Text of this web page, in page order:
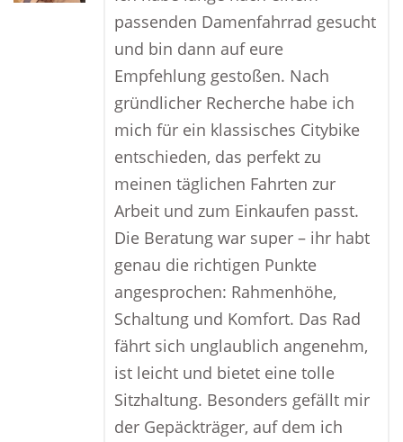
passenden Damenfahrrad gesucht
und bin dann auf eure
Empfehlung gestoßen. Nach
gründlicher Recherche habe ich
mich für ein klassisches Citybike
entschieden, das perfekt zu
meinen täglichen Fahrten zur
Arbeit und zum Einkaufen passt.
Die Beratung war super – ihr habt
genau die richtigen Punkte
angesprochen: Rahmenhöhe,
Schaltung und Komfort. Das Rad
fährt sich unglaublich angenehm,
ist leicht und bietet eine tolle
Sitzhaltung. Besonders gefällt mir
der Gepäckträger, auf dem ich